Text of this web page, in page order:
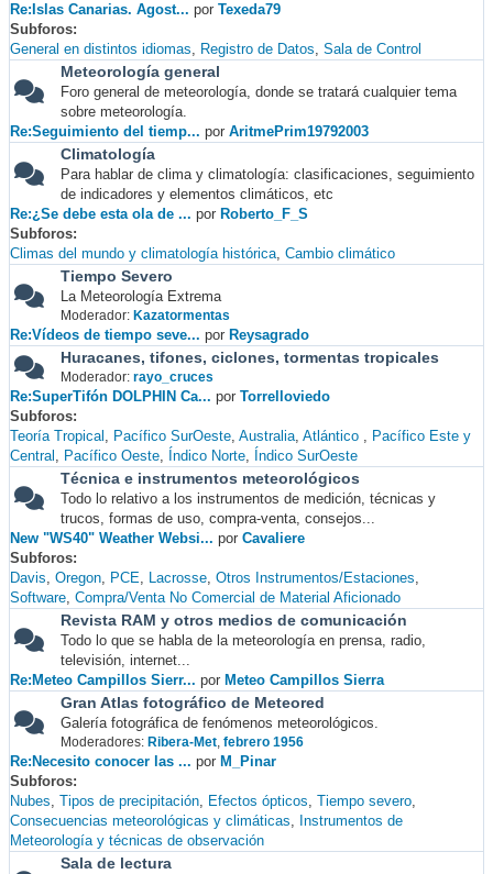
Re:Islas Canarias. Agost... por Texeda79
Subforos
General en distintos idiomas
Registro de Datos Sala de Control
Meteorología general
Foro general de meteorología, donde se tratará cualquier tema
sobre meteorología.
Re:Seguimiento del tiemp... por AritmePrim19792003
Climatología
Para hablar de clima y climatología: clasificaciones, seguimiento
de indicadores y elementos climáticos, etc
Re:¿Se debe esta ola de ... por Roberto_F_S
Subforos
Climas del mundo y climatología histórica Cambio climático
Tiempo Severo
La Meteorología Extrema
Moderador: Kazatormentas
Re:Vídeos de tiempo seve... por Reysagrado
Huracanes, tifones, ciclones, tormentas tropicales
Moderador: rayo_cruces
Re:SuperTifón DOLPHIN Ca... por Torrelloviedo
Subforos
Teoría Tropical
Pacífico SurOeste Australia Atlántico
Pacífico Este y
Central
Pacífico Oeste Índico Norte Índico SurOeste
Técnica e instrumentos meteorológicos
Todo lo relativo a los instrumentos de medición, técnicas y
trucos, formas de uso, compra-venta, consejos...
New "WS40" Weather Websi... por Cavaliere
Subforos
Davis Oregon PCE Lacrosse Otros Instrumentos/Estaciones
Software Compra/Venta No Comercial de Material Aficionado
Revista RAM y otros medios de comunicación
Todo lo que se habla de la meteorología en prensa, radio,
televisión, internet...
Re:Meteo Campillos Sierr... por Meteo Campillos Sierra
Gran Atlas fotográfico de Meteored
Galería fotográfica de fenómenos meteorológicos.
Moderadores: Ribera-Met, febrero 1956
Re:Necesito conocer las ... por M_Pinar
Subforos
Nubes Tipos de precipitación Efectos ópticos Tiempo severo
Consecuencias meteorológicas y climáticas
Instrumentos de
Meteorología y técnicas de observación
Sala de lectura